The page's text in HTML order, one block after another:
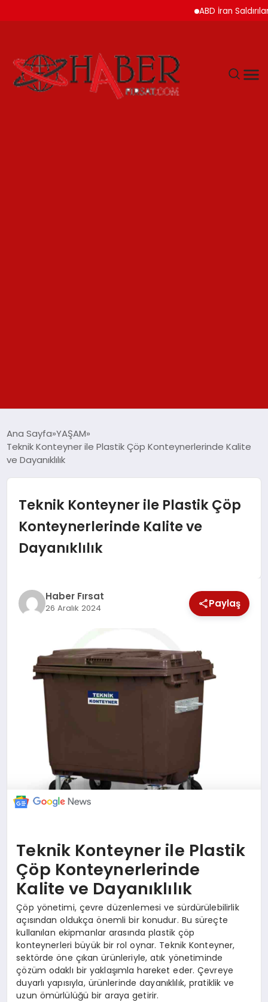
ABD İran Saldırılarını
SPOR
SAĞLIK
MAGAZİN
DÜNYA
Ana Sayfa YAŞAM
Teknik Konteyner ile Plastik Çöp Konteynerlerinde Kalite
ve Dayanıklılık
Teknik Konteyner ile Plastik Çöp
Konteynerlerinde Kalite ve
Dayanıklılık
Haber Fırsat
26 Aralık 2024 Paylaş
Teknik Konteyner ile Plastik
Çöp Konteynerlerinde
Kalite ve Dayanıklılık
Çöp yönetimi, çevre düzenlemesi ve sürdürülebilirlik
açısından oldukça önemli bir konudur. Bu süreçte
kullanılan ekipmanlar arasında plastik çöp
konteynerleri büyük bir rol oynar. Teknik Konteyner,
sektörde öne çıkan ürünleriyle, atık yönetiminde
çözüm odaklı bir yaklaşımla hareket eder. Çevreye
duyarlı yapısıyla, ürünlerinde dayanıklılık, pratiklik ve
uzun ömürlülüğü bir araya getirir.